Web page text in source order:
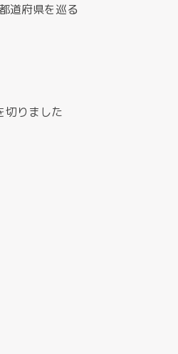
道府県を巡る
切りました